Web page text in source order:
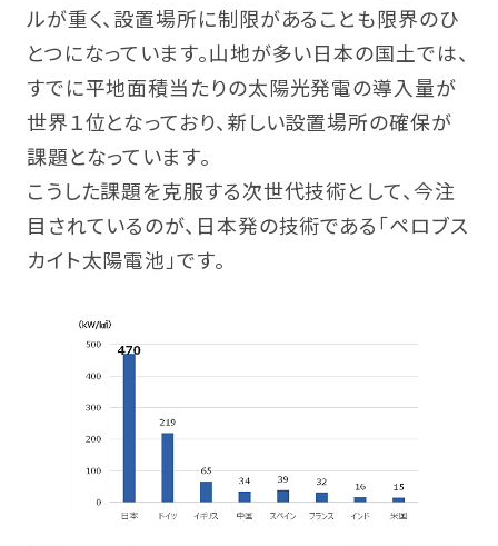
ルが重く、設置場所に制限があることも限界のひ
とつになっています。山地が多い日本の国土では、
すでに平地面積当たりの太陽光発電の導入量が
世界１位となっており、新しい設置場所の確保が
課題となっています。
こうした課題を克服する次世代技術として、今注
目されているのが、日本発の技術である「ペロブス
カイト太陽電池」です。